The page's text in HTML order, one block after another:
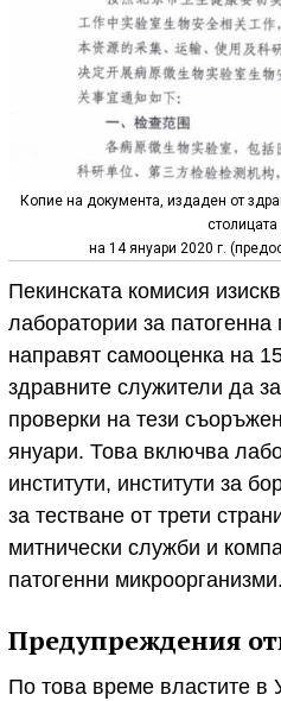
Копие на документа, издаден от
на 14 януари 2020 г.
Пекинската комисия
лаборатории за
направят самооценка на
здравните служители да
проверки на тези
януари. Това включва
институти, институти за
за тестване от трети
митнически служби и
патогенни микроорганизми.
Предупреждения
По това време властите в